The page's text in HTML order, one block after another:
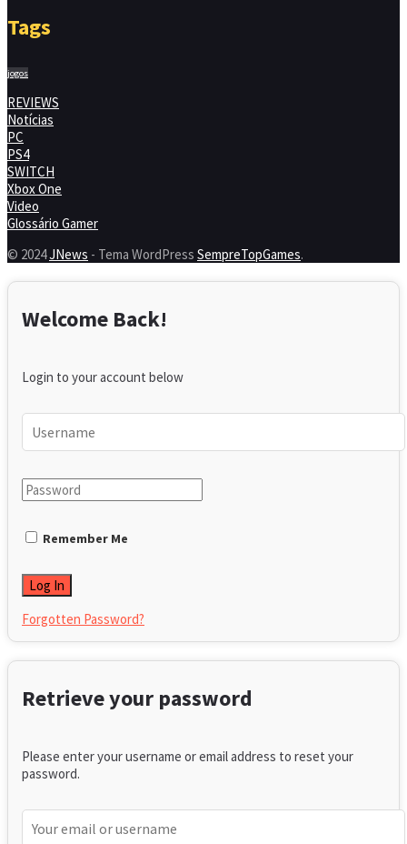
Tags
jogos
REVIEWS
Notícias
PC
PS4
SWITCH
Xbox One
Video
Glossário Gamer
© 2024JNews - Tema WordPress SempreTopGames.
Welcome Back!
Login to your account below
Remember Me
Forgotten Password?
Retrieve your password
Please enter your username or email address to reset your
password.